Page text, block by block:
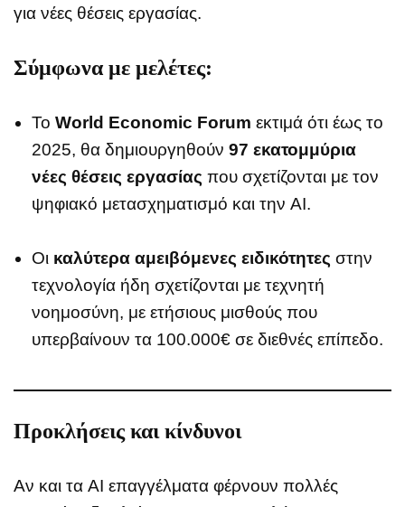
για νέες θέσεις εργασίας.
Σύμφωνα με μελέτες:
Το World Economic Forum εκτιμά ότι έως το
2025, θα δημιουργηθούν 97 εκατομμύρια
νέες θέσεις εργασίας που σχετίζονται με τον
ψηφιακό μετασχηματισμό και την AI.
Οι καλύτερα αμειβόμενες ειδικότητες στην
τεχνολογία ήδη σχετίζονται με τεχνητή
νοημοσύνη, με ετήσιους μισθούς που
υπερβαίνουν τα 100.000€ σε διεθνές επίπεδο.
Προκλήσεις και κίνδυνοι
Αν και τα AI επαγγέλματα φέρνουν πολλές